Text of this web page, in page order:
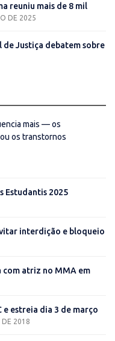
reuniu mais de 8 mil
DE 2025
Justiça debatem sobre
mais — os
os transtornos
Estudantis 2025
interdição e bloqueio
com atriz no MMA em
e estreia dia 3 de março
DE 2018